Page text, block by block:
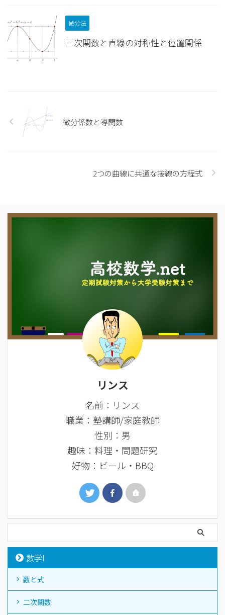
微分法
三次関数と直線の対称性と位置関係
微分係数と導関数
2つの曲線に共通な接線の方程式
リンス
名前：リンス
職業：塾講師/家庭教師
性別：男
趣味：料理・問題研究
好物：ビール・BBQ
数学I
数と式
二次関数